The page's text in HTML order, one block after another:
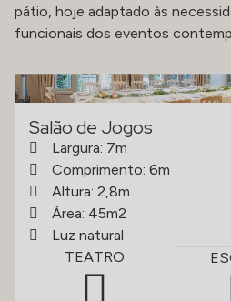
pátio, hoje adaptado às
funcionais dos eventos
Salão de Jogos
Largura: 7m
Comprimento: 6m
Altura: 2,8m
Área: 45m2
Luz natural
TEATRO